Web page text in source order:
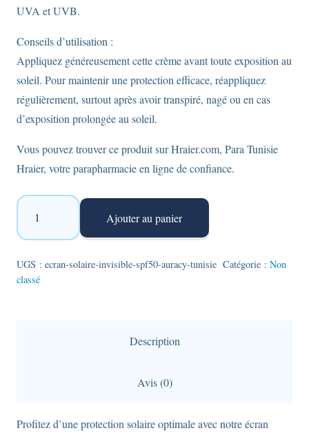
UVA et UVB.
Conseils d’utilisation :
Appliquez généreusement cette crème avant toute exposition au
soleil. Pour maintenir une protection efficace, réappliquez
régulièrement, surtout après avoir transpiré, nagé ou en cas
d’exposition prolongée au soleil.
Vous pouvez trouver ce produit sur Hraier.com, Para Tunisie
Hraier, votre parapharmacie en ligne de confiance.
quantité
écran
solaire
invisible-
Solaire
Ajouter au panier
UGS : ecran-solaire-invisible-spf50-auracy-tunisie Catégorie : Non
classé
Description
Avis (0)
Profitez d’une protection solaire optimale avec notre écran